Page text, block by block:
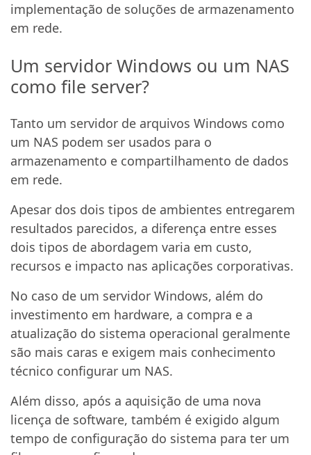
implementação de soluções de armazenamento
em rede.
Um servidor Windows ou um NAS
como file server?
Tanto um servidor de arquivos Windows como
um NAS podem ser usados para o
armazenamento e compartilhamento de dados
em rede.
Apesar dos dois tipos de ambientes entregarem
resultados parecidos, a diferença entre esses
dois tipos de abordagem varia em custo,
recursos e impacto nas aplicações corporativas.
No caso de um servidor Windows, além do
investimento em hardware, a compra e a
atualização do sistema operacional geralmente
são mais caras e exigem mais conhecimento
técnico configurar um NAS.
Além disso, após a aquisição de uma nova
licença de software, também é exigido algum
tempo de configuração do sistema para ter um